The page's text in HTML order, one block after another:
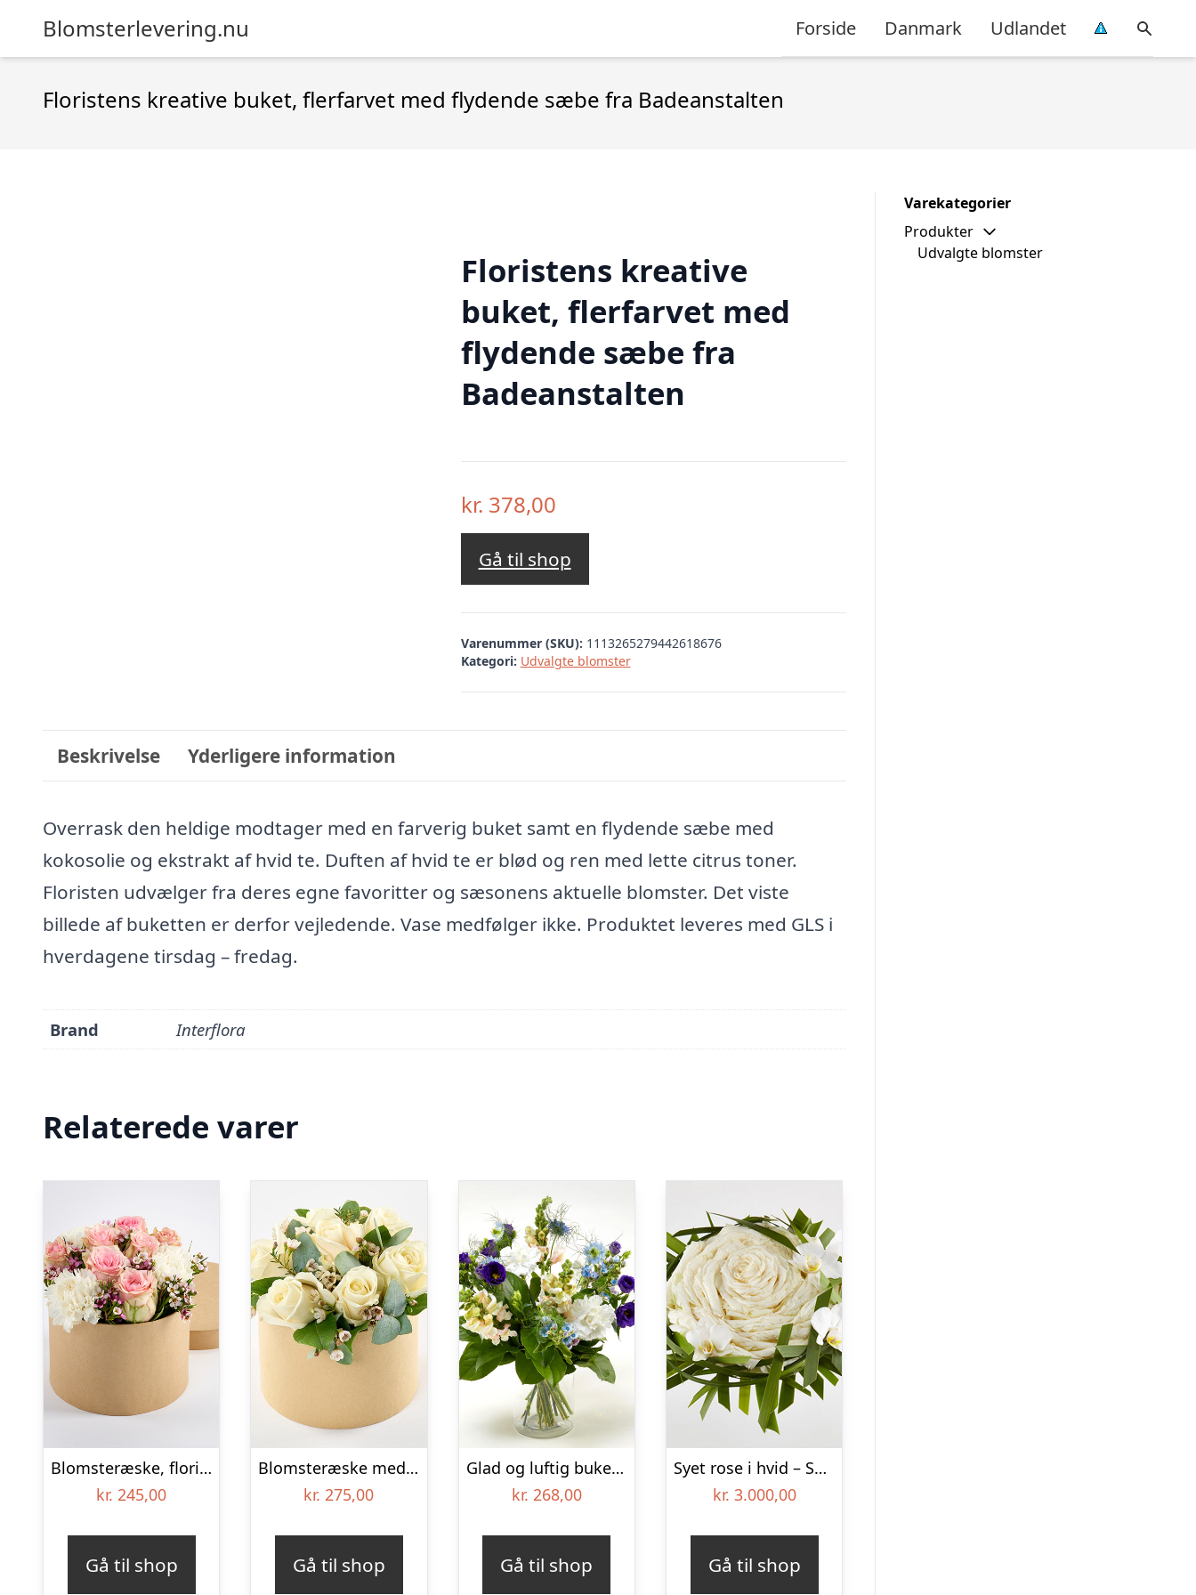
Blomsterlevering.nu Forside Danmark Udlandet
Floristens kreative buket, flerfarvet med flydende sæbe fra Badeanstalten
Floristens kreative
buket, flerfarvet med
flydende sæbe fra
Badeanstalten
kr. 378,00
Gå til shop
Varenummer (SKU): 1113265279442618676
Kategori: Udvalgte blomster
Beskrivelse Yderligere information
Overrask den heldige modtager med en farverig buket samt en flydende sæbe med
kokosolie og ekstrakt af hvid te. Duften af hvid te er blød og ren med lette citrus toner.
Floristen udvælger fra deres egne favoritter og sæsonens aktuelle blomster. Det viste
billede af buketten er derfor vejledende. Vase medfølger ikke. Produktet leveres med GLS i
hverdagene tirsdag – fredag.
Brand Interflora
Relaterede varer
Blomsteræske, floristens valg – Send blomster med Bloomit
kr. 245,00
Gå til shop
Blomsteræske med roser, floristens valg – Send blomster med Bloomit
kr. 275,00
Gå til shop
Glad og luftig buket – Send blomster med Bloomit
kr. 268,00
Gå til shop
Syet rose i hvid – Send blomster med Bloomit
kr. 3.000,00
Gå til shop
Varekategorier
Produkter
Udvalgte blomster